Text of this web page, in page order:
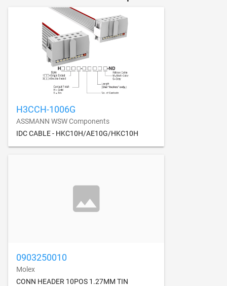
H3CCH-1006G
ASSMANN WSW Components
IDC CABLE - HKC10H/AE10G/HKC10H
0903250010
Molex
CONN HEADER 10POS 1.27MM TIN